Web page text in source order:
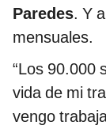
Paredes. Y
mensuales.
“Los 90.000
vida de mi
vengo